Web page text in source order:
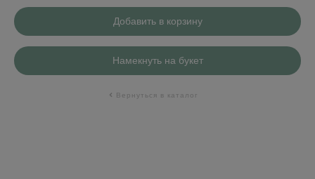
Добавить в корзину
Намекнуть на букет
Вернуться в каталог